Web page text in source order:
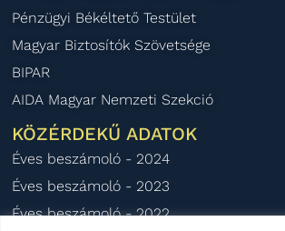
Pénzügyi Békéltető Testület
Magyar Biztosítók Szövetsége
BIPAR
AIDA Magyar Nemzeti Szekció
KÖZÉRDEKŰ ADATOK
Éves beszámoló - 2024
Éves beszámoló - 2023
Éves beszámoló - 2022